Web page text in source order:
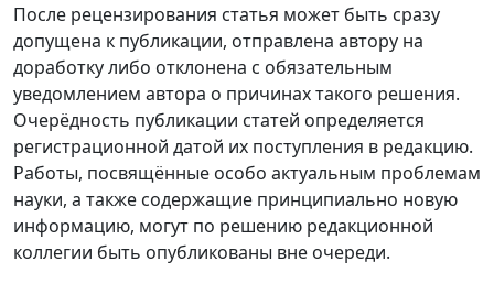
После рецензирования статья может быть сразу
допущена к публикации, отправлена автору на
доработку либо отклонена с обязательным
уведомлением автора о причинах такого решения.
Очерёдность публикации статей определяется
регистрационной датой их поступления в редакцию.
Работы, посвящённые особо актуальным проблемам
науки, а также содержащие принципиально новую
информацию, могут по решению редакционной
коллегии быть опубликованы вне очереди.